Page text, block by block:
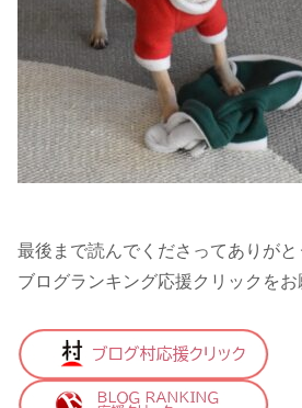
最後まで読んでくださってありがと
ブログランキング応援クリックをお